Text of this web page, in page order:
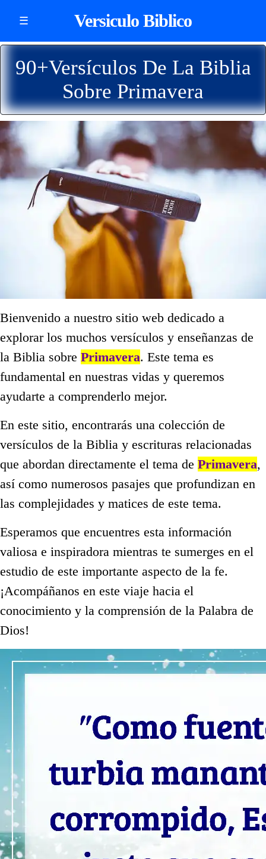
☰ Versiculo Biblico
90+Versículos De La Biblia
Sobre Primavera
Bienvenido a nuestro sitio web dedicado a
explorar los muchos versículos y enseñanzas de
la Biblia sobre Primavera. Este tema es
fundamental en nuestras vidas y queremos
ayudarte a comprenderlo mejor.
En este sitio, encontrarás una colección de
versículos de la Biblia y escrituras relacionadas
que abordan directamente el tema de Primavera,
así como numerosos pasajes que profundizan en
las complejidades y matices de este tema.
Esperamos que encuentres esta información
valiosa e inspiradora mientras te sumerges en el
estudio de este importante aspecto de la fe.
¡Acompáñanos en este viaje hacia el
conocimiento y la comprensión de la Palabra de
Dios!